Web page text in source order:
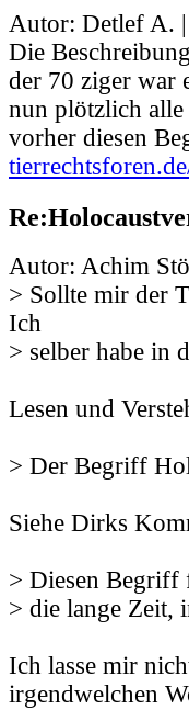
Autor: Detlef A.
Die
der 70 ziger war
nun plötzlich alle
vorher diesen
Autor: Achim
> Sollte mir der
Ich
> selber habe in
Lesen und
> Der Begriff
Siehe Dirks
> Diesen Begriff
> die lange Zeit,
Ich lasse mir
irgendwelchen